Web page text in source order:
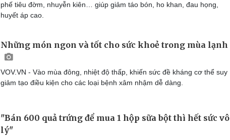
phế tiêu đờm, nhuyễn kiên… giúp giảm táo bón, ho khan, đau họng,
huyết áp cao.
Những món ngon và tốt cho sức khoẻ trong mùa lạnh
VOV.VN - Vào mùa đông, nhiệt độ thấp, khiến sức đề kháng cơ thể suy
giảm tạo điều kiện cho các loại bệnh xâm nhậm dễ dàng.
"Bán 600 quả trứng để mua 1 hộp sữa bột thì hết sức vô
lý"